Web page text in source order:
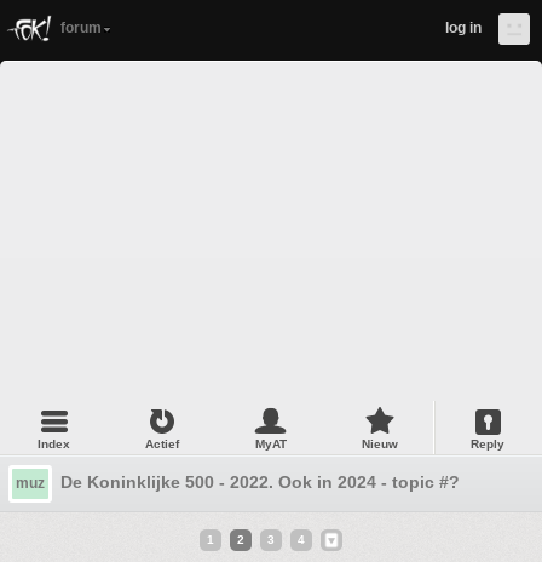
forum log in
Index Actief MyAT Nieuw Reply
muz De Koninklijke 500 - 2022. Ook in 2024 - topic #?
1 2 3 4